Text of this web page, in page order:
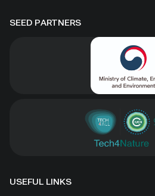
SEED PARTNERS
USEFUL LINKS